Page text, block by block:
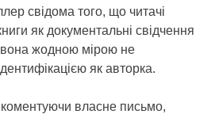
свідома того, що читачі
як документальні свідчення
жодною мірою не
як авторка.
коментуючи власне письмо,